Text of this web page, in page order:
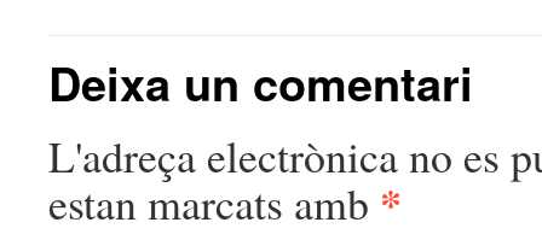
Deixa un comentari
L'adreça electrònica no es
estan marcats amb *